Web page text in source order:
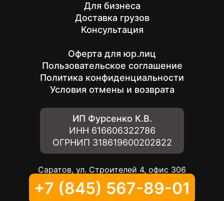
Для бизнеса
Доставка грузов
Консультация
Оферта для юр.лиц
Пользовательское соглашение
Политика конфиденциальности
Условия отмены и возврата
ИП Фурсенко К.В.
ИНН 616606322786
ОГРНИП 318619600202822
Саратов, ул. Строителей 4, офис 306
+7 (845) 567-89-01